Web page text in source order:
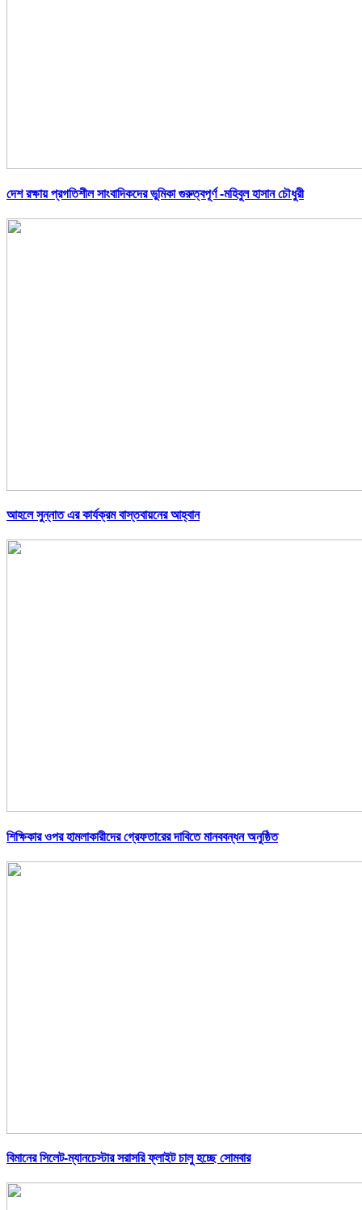
দেশ রক্ষায় প্রগতিশীল সাংবাদিকদের ভুমিকা গুরুত্বপূর্ণ -মহিবুল হাসান চৌধুরী
আহলে সুন্নাত এর কার্যক্রম বাস্তবায়নের আহ্বান
শিক্ষিকার ওপর হামলাকারীদের গ্রেফতারের দাবিতে মানববন্ধন অনুষ্ঠিত
বিমানের সিলেট-ম্যানচেস্টার সরাসরি ফ্লাইট চালু হচ্ছে সোমবার